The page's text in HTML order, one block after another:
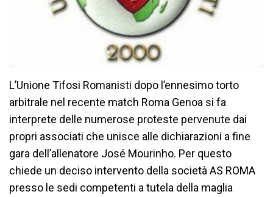
L’Unione Tifosi Romanisti dopo l’ennesimo torto
arbitrale nel recente match Roma Genoa si fa
interprete delle numerose proteste pervenute dai
propri associati che unisce alle dichiarazioni a fine
gara dell’allenatore José Mourinho. Per questo
chiede un deciso intervento della società AS ROMA
presso le sedi competenti a tutela della maglia